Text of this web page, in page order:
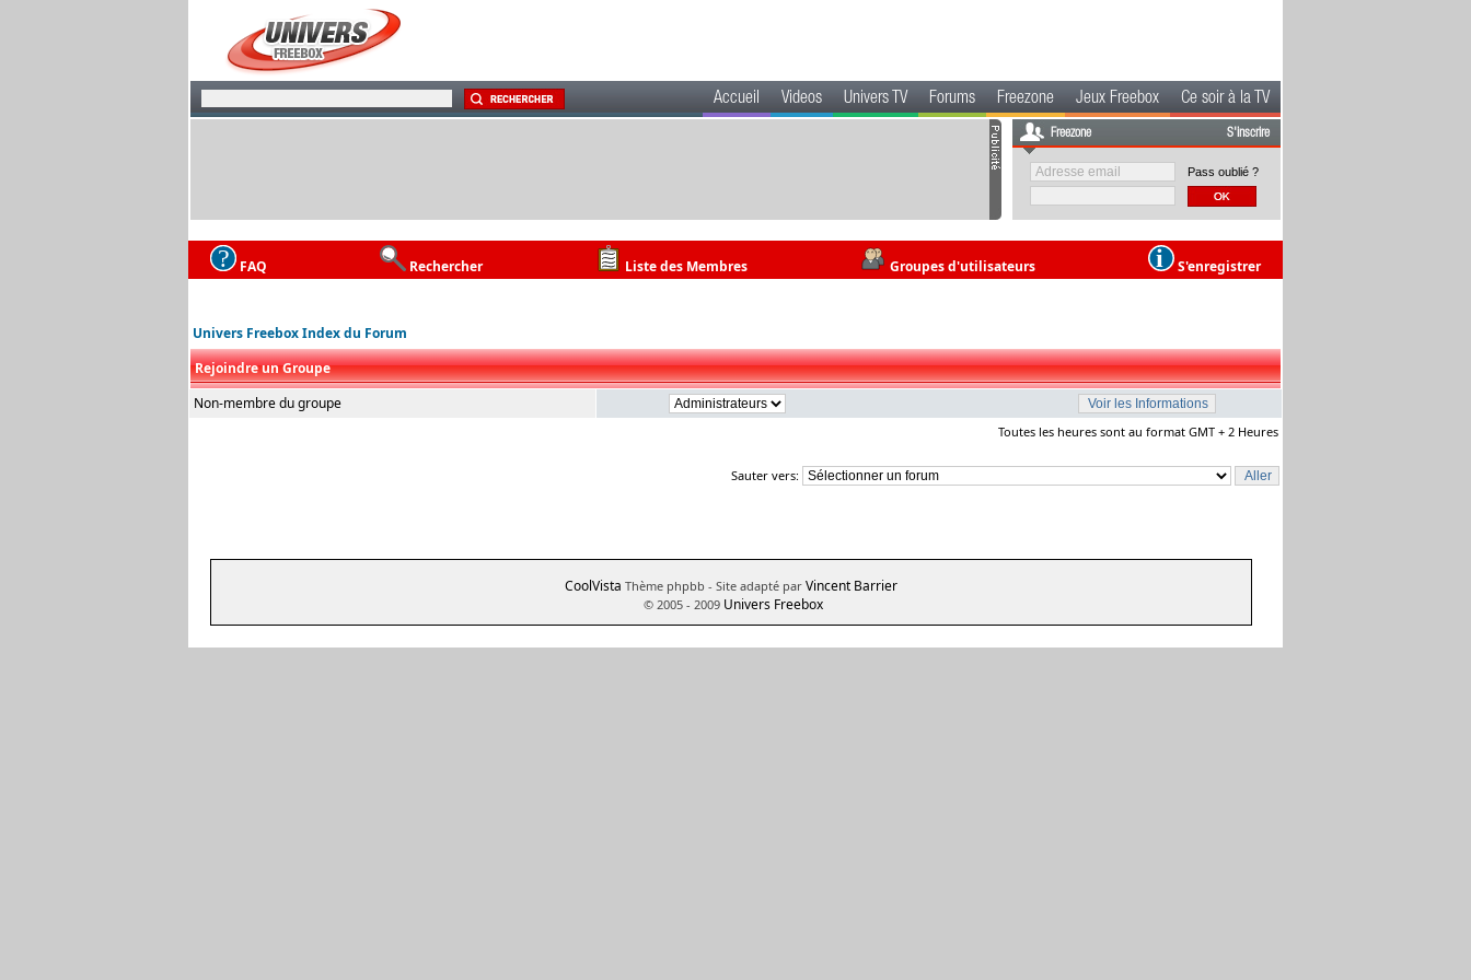
Accueil Videos Univers TV Forums Freezone Jeux Freebox Ce soir à la TV
Freezone S'inscrire
Pass oublié ?
FAQ Rechercher Liste des Membres Groupes d'utilisateurs S'enregistrer
Univers Freebox Index du Forum
Rejoindre un Groupe
Non-membre du groupe
Toutes les heures sont au format GMT + 2 Heures
Sauter vers:
CoolVista Thème phpbb - Site adapté par Vincent Barrier
© 2005 - 2009 Univers Freebox